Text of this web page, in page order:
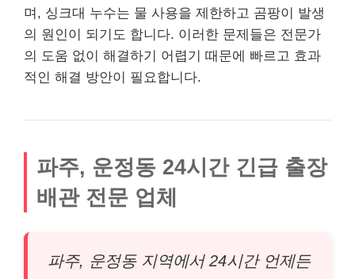
며, 싱크대 누수는 물 사용을 제한하고 곰팡이 발생
의 원인이 되기도 합니다. 이러한 문제들은 전문가
의 도움 없이 해결하기 어렵기 때문에 빠르고 효과
적인 해결 방안이 필요합니다.
파주, 운정동 24시간 긴급 출장
배관 전문 업체
파주, 운정동 지역에서 24시간 언제든